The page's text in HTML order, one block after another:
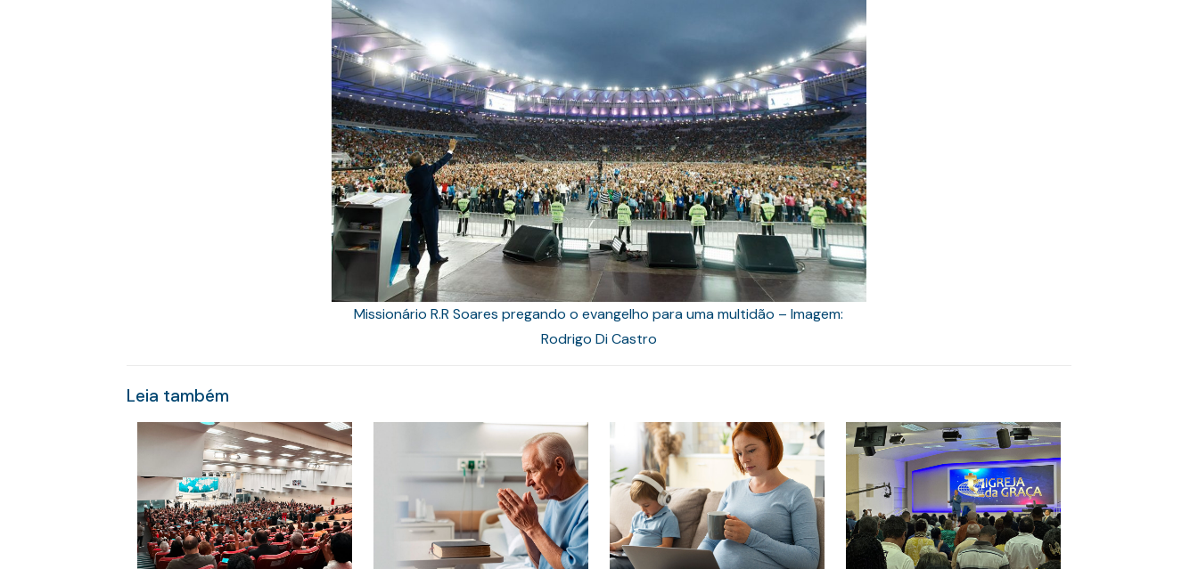
Missionário R.R Soares pregando o evangelho para uma multidão – Imagem:
Rodrigo Di Castro
Leia também